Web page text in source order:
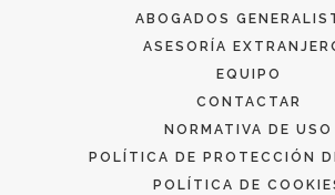
ABOGADOS
ASESORÍA
EQUIPO
CONTACTAR
NORMATIVA DE USO
POLÍTICA DE PROTECCIÓN
POLÍTICA DE